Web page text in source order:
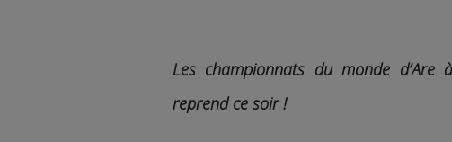
Les championnats du monde d’Areà
reprend ce soir !